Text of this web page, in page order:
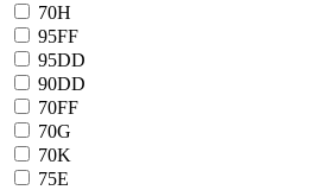
70H
95FF
95DD
90DD
70FF
70G
70K
75E